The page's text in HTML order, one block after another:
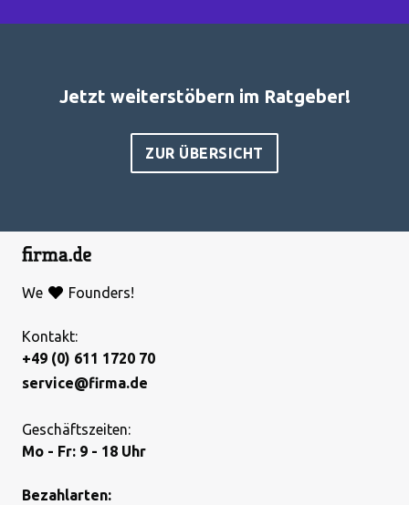
Jetzt weiterstöbern im Ratgeber!
ZUR ÜBERSICHT
We Founders!
Kontakt:
+49 (0) 611 1720 70
service@firma.de
Geschäftszeiten:
Mo - Fr: 9 - 18 Uhr
Bezahlarten: